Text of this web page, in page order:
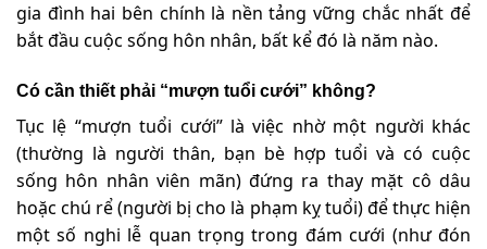
gia đình hai bên chính là nền tảng vững chắc nhất để
bắt đầu cuộc sống hôn nhân, bất kể đó là năm nào.
Có cần thiết phải “mượn tuổi cưới” không?
Tục lệ “mượn tuổi cưới” là việc nhờ một người khác
(thường là người thân, bạn bè hợp tuổi và có cuộc
sống hôn nhân viên mãn) đứng ra thay mặt cô dâu
hoặc chú rể (người bị cho là phạm kỵ tuổi) để thực hiện
một số nghi lễ quan trọng trong đám cưới (như đón